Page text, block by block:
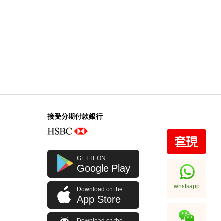
接受分期付款銀行
GET IT ON
Google Play
Download on the
App Store
whatsapp